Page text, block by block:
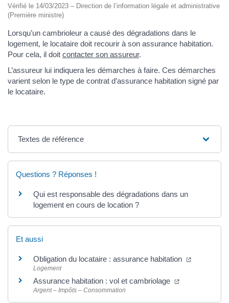
Vérifié le 14/03/2023 – Direction de l’information légale et administrative
(Première ministre)
Lorsqu’un cambrioleur a causé des dégradations dans le
logement, le locataire doit recourir à son assurance habitation.
Pour cela, il doit contacter son assureur.
L’assureur lui indiquera les démarches à faire. Ces démarches
varient selon le type de contrat d’assurance habitation signé par
le locataire.
Textes de référence
Questions ? Réponses !
Qui est responsable des dégradations dans un
logement en cours de location ?
Et aussi
Obligation du locataire : assurance habitation
Logement
Assurance habitation : vol et cambriolage
Argent – Impôts – Consommation